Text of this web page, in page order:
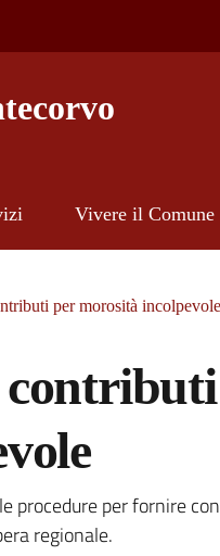
Vivere il Comune
per morosità incolpevole
procedure per fornire
regionale.